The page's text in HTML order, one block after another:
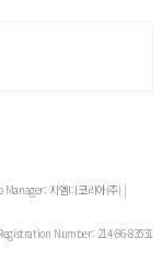
지엠디코리아(주) |
Number: 214-86-83531